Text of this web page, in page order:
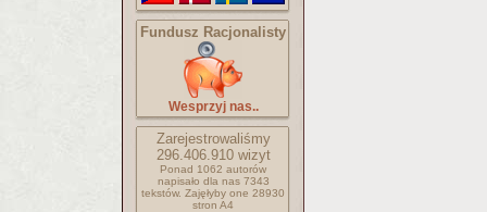
Fundusz Racjonalisty
Wesprzyj nas..
Zarejestrowaliśmy
296.406.910wizyt
Ponad 1062 autorów
napisało dla nas 7343
tekstów. Zajęłyby one 28930
stron A4